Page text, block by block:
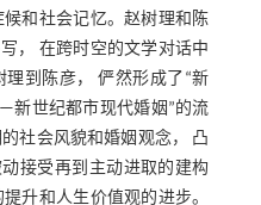
和社会记忆。赵树理和陈
， 在跨时空的文学对话中
到陈彦， 俨然形成了“新
新世纪都市现代婚姻”的流
社会风貌和婚姻观念， 凸
接受再到主动进取的建构
升和人生价值观的进步。